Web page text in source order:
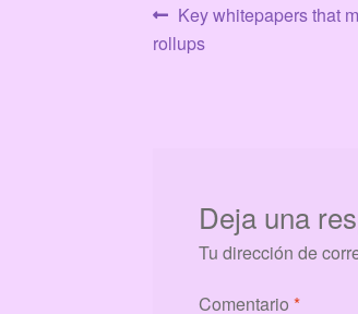
Navegación
de
Anterior:
Key whitepapers that
rollups
Deja una
Tu dirección de
Comentario *